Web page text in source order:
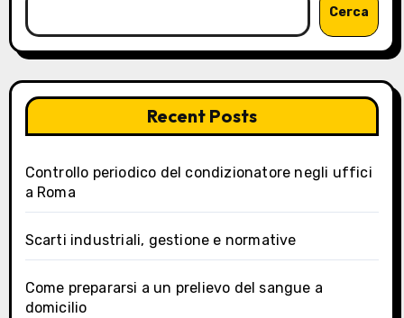
Cerca
Recent Posts
Controllo periodico del condizionatore negli uffici
a Roma
Scarti industriali, gestione e normative
Come prepararsi a un prelievo del sangue a
domicilio